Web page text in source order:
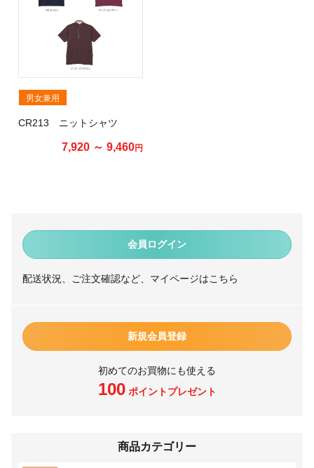
会員ログイン
配送状況、ご注文確認など、マイページはこちら
新規会員登録
初めてのお買物にも使える
100ポイントプレゼント
商品カテゴリー
男女兼用
CR213 ニットシャツ
7,920 ～ 9,460円